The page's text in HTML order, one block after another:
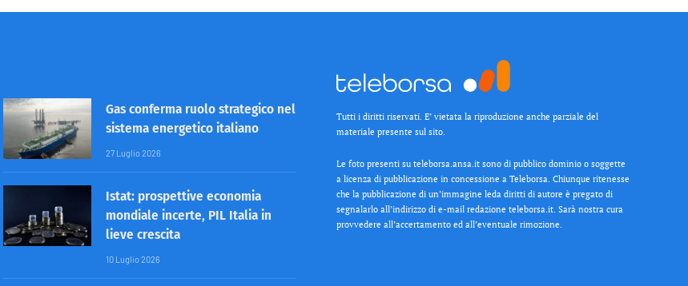
Gas conferma ruolo strategico nel
sistema energetico italiano
27 Luglio 2026
Istat: prospettive economia
mondiale incerte, PIL Italia in
lieve crescita
10 Luglio 2026
Tutti i diritti riservati. E’ vietata la riproduzione anche parziale del
materiale presente sul sito.
Le foto presenti su teleborsa.ansa.it sono di pubblico dominio o soggette
a licenza di pubblicazione in concessione a Teleborsa. Chiunque ritenesse
che la pubblicazione di un’immagine leda diritti di autore è pregato di
segnalarlo all’indirizzo di e-mail redazione teleborsa.it. Sarà nostra cura
provvedere all’accertamento ed all’eventuale rimozione.